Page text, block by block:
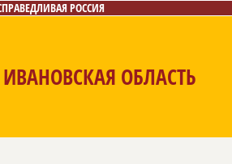
РОССИЯ
ИВАНОВСКАЯ ОБЛАСТЬ